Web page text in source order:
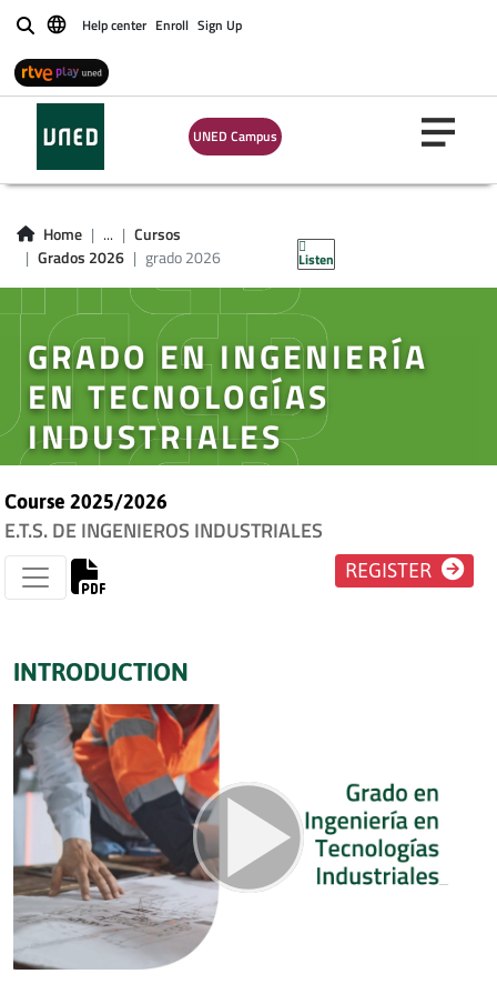
BuscarHelp center Enroll Sign Up
UNED Campus
Home ...
Cursos
Grados 2026
grado 2026 Listen
GRADO EN INGENIERÍA
EN TECNOLOGÍAS
INDUSTRIALES
Course 2025/2026
E.T.S. DE INGENIEROS INDUSTRIALES
REGISTER
INTRODUCTION